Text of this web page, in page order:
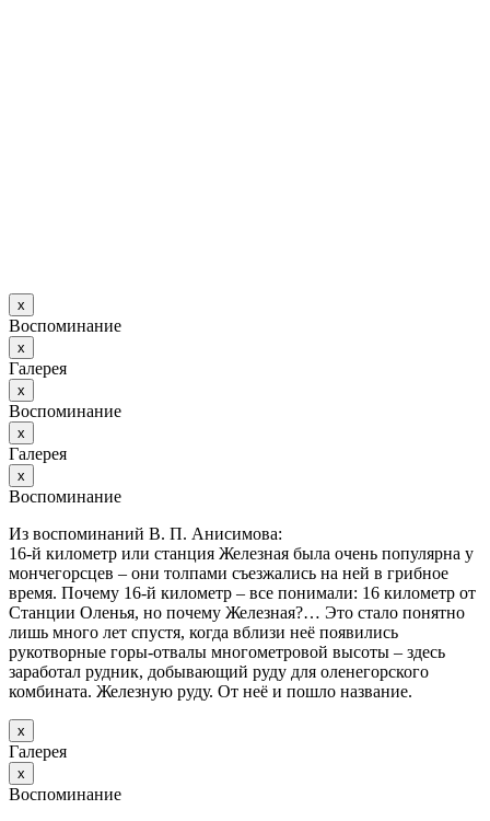
х
Воспоминание
х
Галерея
х
Воспоминание
х
Галерея
х
Воспоминание
Из воспоминаний В. П. Анисимова:
16-й километр или станция Железная была очень популярна у
мончегорсцев – они толпами съезжались на ней в грибное
время. Почему 16-й километр – все понимали: 16 километр от
Станции Оленья, но почему Железная?… Это стало понятно
лишь много лет спустя, когда вблизи неё появились
рукотворные горы-отвалы многометровой высоты – здесь
заработал рудник, добывающий руду для оленегорского
комбината. Железную руду. От неё и пошло название.
х
Галерея
х
Воспоминание